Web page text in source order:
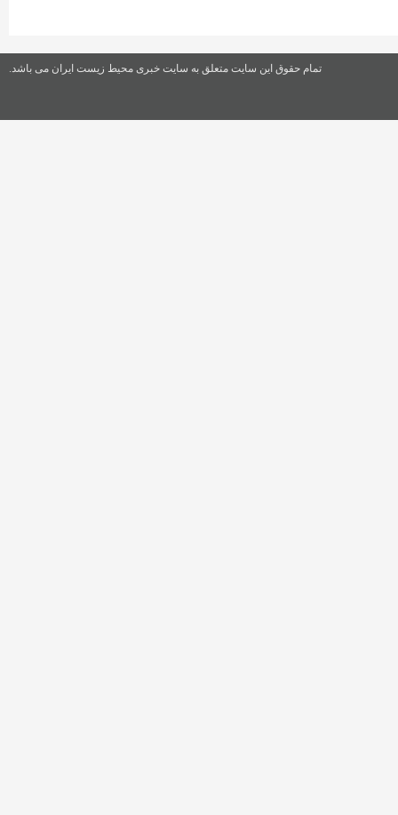
تمام حقوق این سایت متعلق به سایت خبری محیط زیست ایران می باشد.